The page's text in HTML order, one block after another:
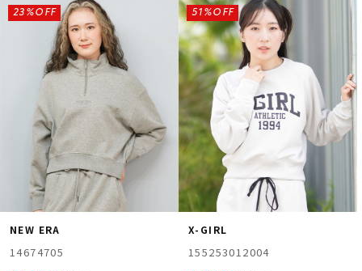
NEW ERA
14674705
23%OFF
X-GIRL
155253012004
51%OFF